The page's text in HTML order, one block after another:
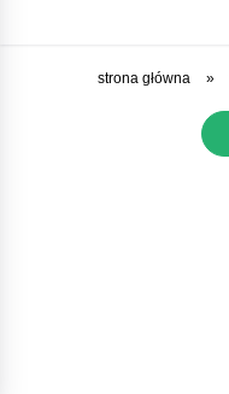
strona główna »